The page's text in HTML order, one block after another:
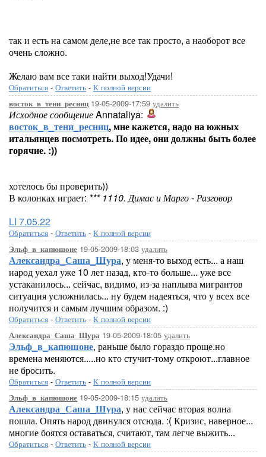
так и есть на самом деле,не все так просто, а наоборот все
очень сложно.
Желаю вам все таки найти выход!Удачи!
Обратиться - Ответить - К полной версии
восток_в_тени_ресниц 19-05-2009-17:59 удалить
Исходное сообщениеAnnataliya:
восток_в_тени_ресниц, мне кажется, надо на южных
итальянцев посмотреть. По идее, они должны быть более
горячие. :))
хотелось бы проверить))
В колонках играет: *** 1110. Димас и Марго - Разговор
LI 7.05.22
Обратиться - Ответить - К полной версии
Эльф_в_капюшоне 19-05-2009-18:03 удалить
Александра_Саша_Шура, у меня-то выход есть... а наш
народ уехал уже 10 лет назад, кто-то больше... уже все
устаканилось... сейчас, видимо, из-за наплыва мигрантов
ситуация усложнилась... ну будем надеяться, что у всех все
получится и самым лучшим образом. :)
Обратиться - Ответить - К полной версии
Александра_Саша_Шура 19-05-2009-18:05 удалить
Эльф_в_капюшоне, раньше было гораздо проще.но
времена меняются.....но кто стучит-тому откроют...главное
не бросить.
Обратиться - Ответить - К полной версии
Эльф_в_капюшоне 19-05-2009-18:15 удалить
Александра_Саша_Шура, у нас сейчас вторая волна
пошла. Опять народ двинулся отсюда. :( Кризис, наверное...
многие боятся оставаться, считают, там легче выжить...
Обратиться - Ответить - К полной версии